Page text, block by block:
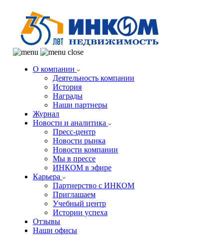
О компании
Деятельность компании
История
Награды
Наши партнеры
Журнал
Новости и аналитика
Пресс-центр
Новости рынка
Новости компании
Мы в прессе
ИНКОМ в эфире
Карьера
Партнерство с ИНКОМ
Приглашаем
Учебный центр
Истории успеха
Отзывы
Наши офисы